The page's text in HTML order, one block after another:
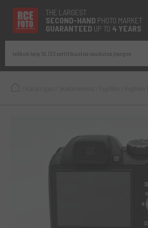
THE LARGEST
SECOND-HAND PHOTO MARKET
GUARANTEED UP TO 4 YEARS
Ieškok tarp 19.123 sertifikuotos naudotos įrangos